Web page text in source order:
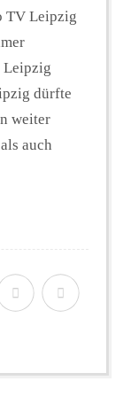
TV Leipzig
Leipzig
dürfte
weiter
auch